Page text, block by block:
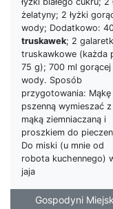
żelatyny; 2 łyżki
wody; Dodatkowo:
truskawek; 2
truskawkowe (każda
75 g); 700 ml gorącej
wody. Sposób
przygotowania: Mąkę
pszenną wymieszać z
mąką ziemniaczaną i
proszkiem do
Do miski (u mnie od
robota kuchennego)
jaja
Gospodyni